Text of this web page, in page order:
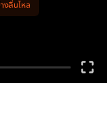
งลื่นไหล